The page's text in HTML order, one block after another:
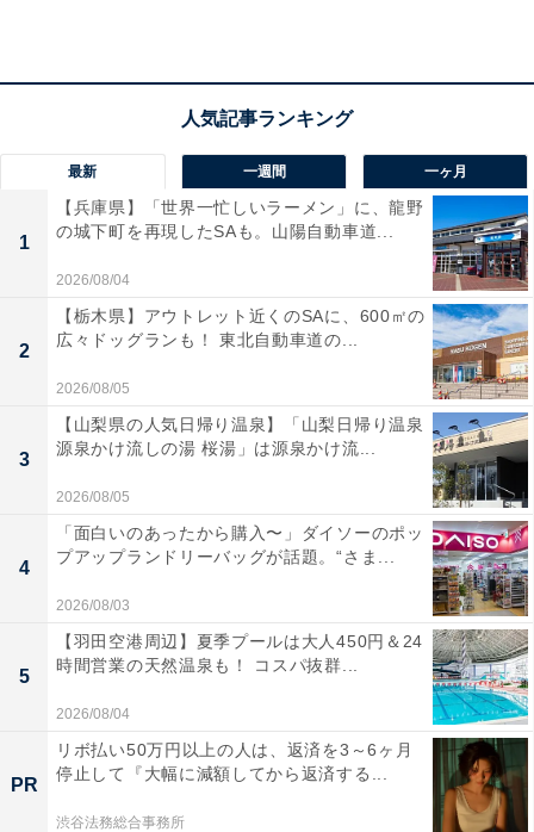
電話番号：052-322-5735
料金
入館無料
オカマドライヤー・マッサージチェア体験：実費（硬貨
あわせて読みたい
【愛知県】3園すべて入園無料！ のりもの1回
100円も。蒸気機関車や観覧車で遊べるコス
パ最強の遊園地3選
最新 一週間 一ヶ月
1
【兵庫県】「世界一忙しいラーメン」に、龍野
の城下町を再現したSAも。山陽自動車道...
2026/08/04
2
【栃木県】アウトレット近くのSAに、600㎡の
広々ドッグランも！ 東北自動車道の...
2026/08/05
3
【山梨県の人気日帰り温泉】「山梨日帰り温泉
源泉かけ流しの湯 桜湯」は源泉かけ流...
2026/08/05
4
「面白いのあったから購入〜」ダイソーのポッ
プアップランドリーバッグが話題。“さま...
2026/08/03
5
【羽田空港周辺】夏季プールは大人450円＆24
時間営業の天然温泉も！ コスパ抜群...
2026/08/04
PR
リボ払い50万円以上の人は、返済を3～6ヶ月
停止して『大幅に減額してから返済する...
渋谷法務総合事務所